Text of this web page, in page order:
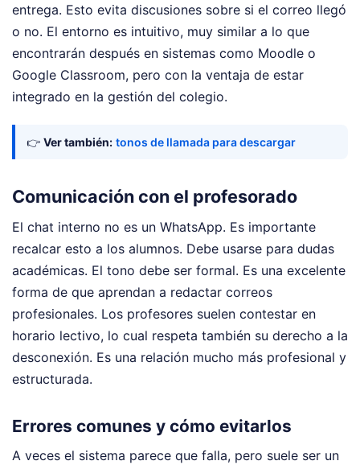
entrega. Esto evita discusiones sobre si el correo llegó
o no. El entorno es intuitivo, muy similar a lo que
encontrarán después en sistemas como Moodle o
Google Classroom, pero con la ventaja de estar
integrado en la gestión del colegio.
👉 Ver también: tonos de llamada para descargar
Comunicación con el profesorado
El chat interno no es un WhatsApp. Es importante
recalcar esto a los alumnos. Debe usarse para dudas
académicas. El tono debe ser formal. Es una excelente
forma de que aprendan a redactar correos
profesionales. Los profesores suelen contestar en
horario lectivo, lo cual respeta también su derecho a la
desconexión. Es una relación mucho más profesional y
estructurada.
Errores comunes y cómo evitarlos
A veces el sistema parece que falla, pero suele ser un